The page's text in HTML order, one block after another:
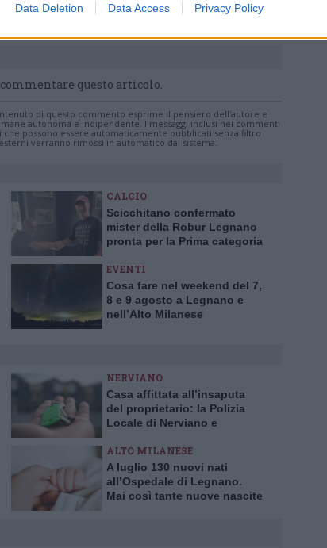
Data Deletion Data Access Privacy Policy
questo articolo.
di questo commento esprime il pensiero dell'autore e
autonoma e indipendente. I messaggi inclusi nei commenti
possono essere automaticamente pubblicati senza filtro
verranno rimossi in automatico dal sistema.
CALCIO
Scicchitano confermato
mister della Robur Legnano
pronta per la Prima categoria
EVENTI
Cosa fare nel weekend del 7,
8 e 9 agosto a Legnano e
nell’Alto Milanese
NERVIANO
Casa affittata all’insaputa
del proprietario: la Polizia
Locale di Nerviano e
ALTO MILANESE
A luglio 130 nuovi nati
all’Ospedale di Legnano.
Mai così tante nuove nascite